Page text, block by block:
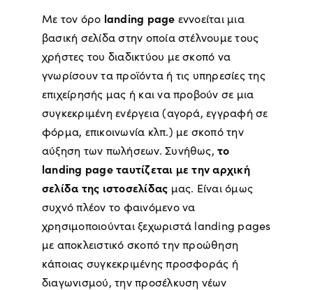
Με τον όρο landing page εννοείται μια
βασική σελίδα στην οποία στέλνουμε τους
χρήστες του διαδικτύου με σκοπό να
γνωρίσουν τα προϊόντα ή τις υπηρεσίες της
επιχείρησής μας ή και να προβούν σε μια
συγκεκριμένη ενέργεια (αγορά, εγγραφή σε
φόρμα, επικοινωνία κλπ.) με σκοπό την
αύξηση των πωλήσεων. Συνήθως,το
landing page ταυτίζεται με την αρχική
σελίδα της ιστοσελίδας μας. Είναι όμως
συχνό πλέον το φαινόμενο να
χρησιμοποιούνται ξεχωριστά landing pages
με αποκλειστικό σκοπό την προώθηση
κάποιας συγκεκριμένης προσφοράς ή
διαγωνισμού, την προσέλκυση νέων